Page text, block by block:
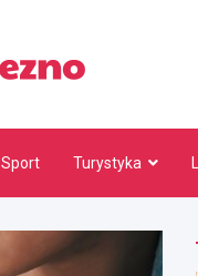
Sport Turystyka